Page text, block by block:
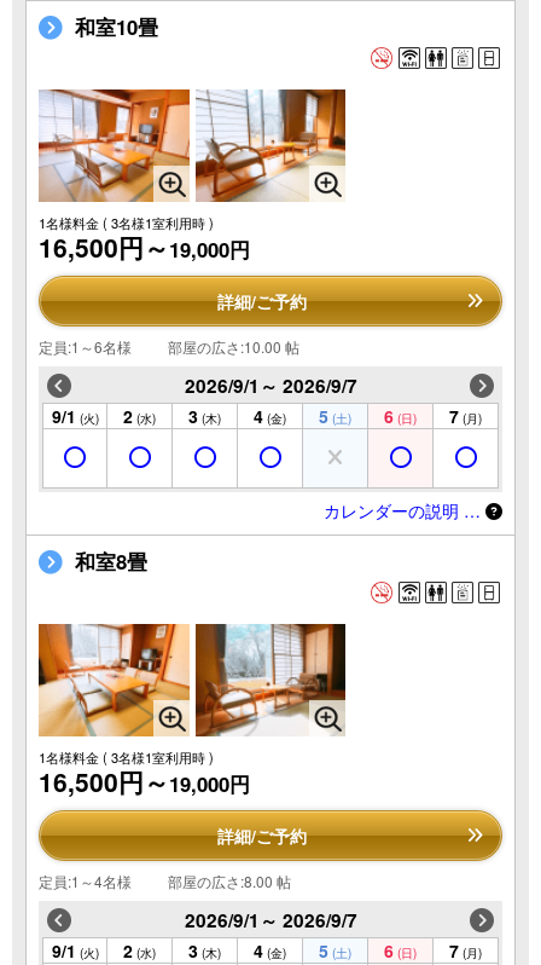
和室10畳
1名様料金( 3名様1室利用時 )
16,500円～19,000円
詳細/ご予約
定員:1～6名様 部屋の広さ:10.00 帖
2026/9/1～ 2026/9/7
9/1 (火) 2 (水) 3 (木) 4 (金) 5 (土) 6 (日) 7 (月)
カレンダーの説明 …
和室8畳
1名様料金( 3名様1室利用時 )
16,500円～19,000円
詳細/ご予約
定員:1～4名様 部屋の広さ:8.00 帖
2026/9/1～ 2026/9/7
9/1 (火) 2 (水) 3 (木) 4 (金) 5 (土) 6 (日) 7 (月)